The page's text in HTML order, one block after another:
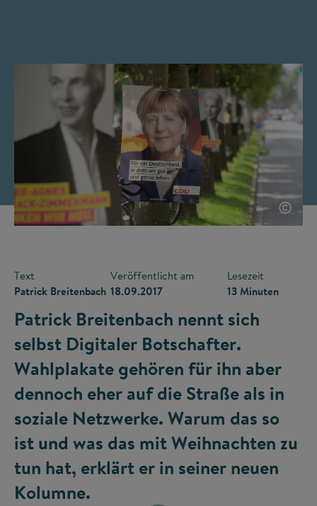
©
Text
Patrick Breitenbach
Veröffentlicht am
18.09.2017
Lesezeit
13 Minuten
Patrick Breitenbach nennt sich
selbst Digitaler Botschafter.
Wahlplakate gehören für ihn aber
dennoch eher auf die Straße als in
soziale Netzwerke. Warum das so
ist und was das mit Weihnachten zu
tun hat, erklärt er in seiner neuen
Kolumne.